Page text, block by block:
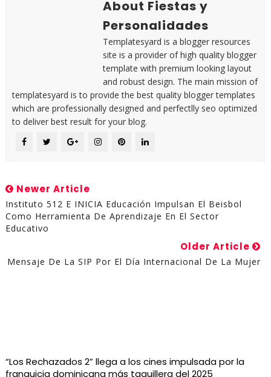
About Fiestas y
Personalidades
Templatesyard is a blogger resources
site is a provider of high quality blogger
template with premium looking layout
and robust design. The main mission of
templatesyard is to provide the best quality blogger templates
which are professionally designed and perfectlly seo optimized
to deliver best result for your blog.
Newer Article
Instituto 512 E INICIA Educación Impulsan El Beisbol
Como Herramienta De Aprendizaje En El Sector
Educativo
Older Article
Mensaje De La SIP Por El Día Internacional De La Mujer
“Los Rechazados 2” llega a los cines impulsada por la
franquicia dominicana más taquillera del 2025